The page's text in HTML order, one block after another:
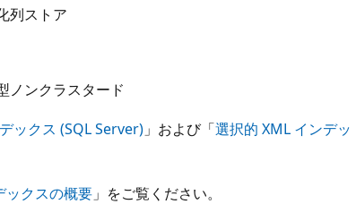
列ストア
ノンクラスタード
ックス (SQL Server) 」および「選択的 XML インデッ
ックスの概要 」をご覧ください。